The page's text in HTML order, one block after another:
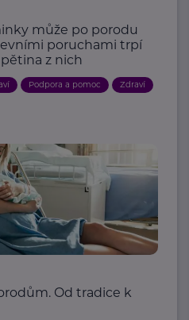
může po porodu
poruchami trpí
z nich
Podpora a pomoc Zdraví
Od tradice k